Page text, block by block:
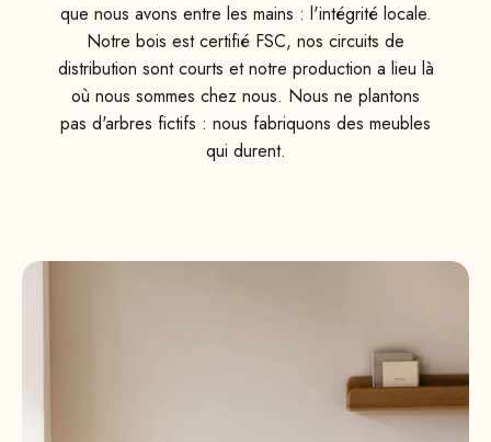
que nous avons entre les mains : l'intégrité locale.
Notre bois est certifié FSC, nos circuits de
distribution sont courts et notre production a lieu là
où nous sommes chez nous. Nous ne plantons
pas d'arbres fictifs : nous fabriquons des meubles
qui durent.